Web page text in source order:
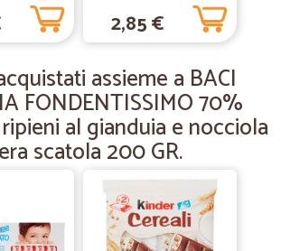
Merce conforme
2,85 €
assieme a BACI
FONDENTISSIMO 70%
al gianduia e nocciola
scatola 200 GR.